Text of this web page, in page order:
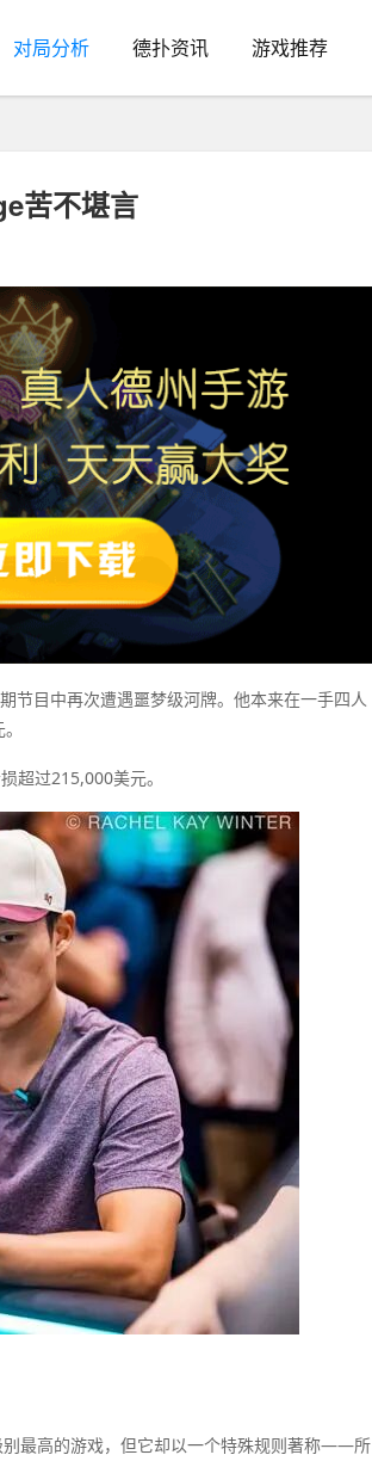
对局分析 德扑资讯 游戏推荐
苦不堪言
目中再次遭遇噩梦级河牌。他本来在一手四人
超过215,000美元。
最高的游戏，但它却以一个特殊规则著称——所